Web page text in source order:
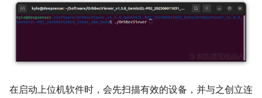
在启动上位机软件时，会先扫描有效的设备，并与之创立连